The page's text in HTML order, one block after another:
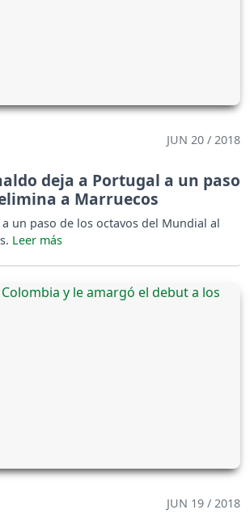
JUN 20 / 2018
deja a Portugal a un paso
a Marruecos
un paso de los octavos del Mundial al
JUN 19 / 2018